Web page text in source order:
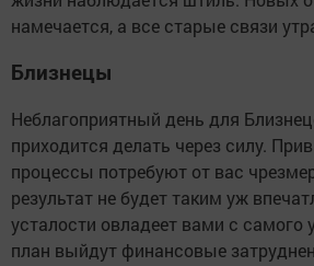
намечается, а все старые связи
Близнецы
Неблагоприятный день для
приходится делать через силу.
процессы потребуют от вас
результат не будет таким уж
усталости овладеет вами с самого
план выйдут финансовые